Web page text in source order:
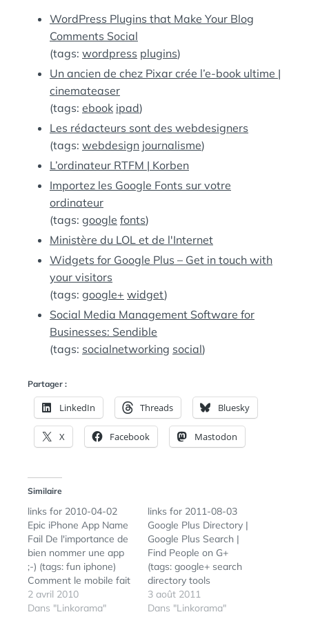
WordPress Plugins that Make Your Blog
Comments Social
(tags: wordpress plugins)
Un ancien de chez Pixar crée l’e-book ultime |
cinemateaser
(tags: ebook ipad)
Les rédacteurs sont des webdesigners
(tags: webdesign journalisme)
L’ordinateur RTFM | Korben
Importez les Google Fonts sur votre
ordinateur
(tags: google fonts)
Ministère du LOL et de l'Internet
Widgets for Google Plus – Get in touch with
your visitors
(tags: google+ widget)
Social Media Management Software for
Businesses: Sendible
(tags: socialnetworking social)
Partager :
LinkedIn Threads Bluesky
X Facebook Mastodon
Similaire
links for 2010-04-02
Epic iPhone App Name
Fail De l'importance de
bien nommer une app
;-) (tags: fun iphone)
Comment le mobile fait
évoluer le média social
(tags: socialmedia
2 avril 2010
Dans "Linkorama"
links for 2011-08-03
Google Plus Directory |
Google Plus Search |
Find People on G+
(tags: google+ search
directory tools
socialmedia google)
How-To: Optimize
3 août 2011
Dans "Linkorama"